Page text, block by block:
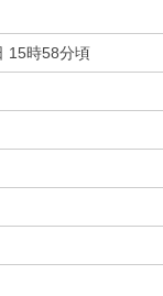
15時58分頃